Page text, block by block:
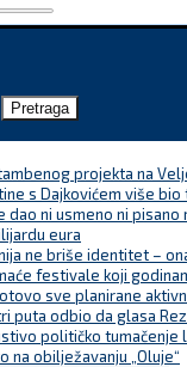
Pretraga
projekta na
s Dajkovićem više
dao ni usmeno ni pisano
eura
ne briše identitet –
festivale koji
sve planirane
puta odbio da glasa
političko tumačenje
na obilježavanju „Oluje“